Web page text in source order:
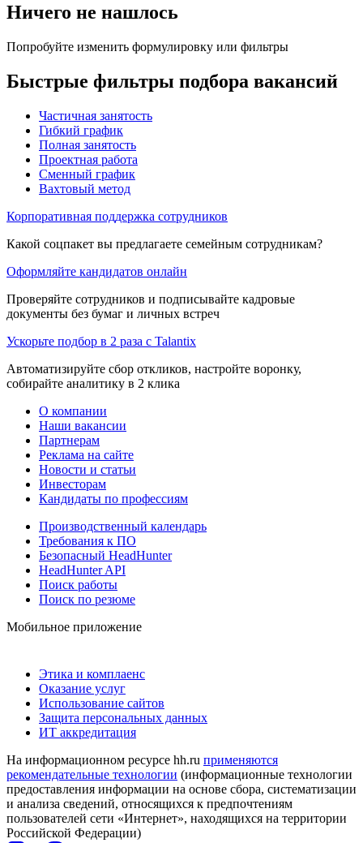
Ничего не нашлось
Попробуйте изменить формулировку или фильтры
Быстрые фильтры подбора вакансий
Частичная занятость
Гибкий график
Полная занятость
Проектная работа
Сменный график
Вахтовый метод
Корпоративная поддержка сотрудников
Какой соцпакет вы предлагаете семейным сотрудникам?
Оформляйте кандидатов онлайн
Проверяйте сотрудников и подписывайте кадровые
документы без бумаг и личных встреч
Ускорьте подбор в 2 раза с Talantix
Автоматизируйте сбор откликов, настройте воронку,
собирайте аналитику в 2 клика
О компании
Наши вакансии
Партнерам
Реклама на сайте
Новости и статьи
Инвесторам
Кандидаты по профессиям
Производственный календарь
Требования к ПО
Безопасный HeadHunter
HeadHunter API
Поиск работы
Поиск по резюме
Мобильное приложение
Этика и комплаенс
Оказание услуг
Использование сайтов
Защита персональных данных
ИТ аккредитация
На информационном ресурсе hh.ru применяются
рекомендательные технологии (информационные технологии
предоставления информации на основе сбора, систематизации
и анализа сведений, относящихся к предпочтениям
пользователей сети «Интернет», находящихся на территории
Российской Федерации)